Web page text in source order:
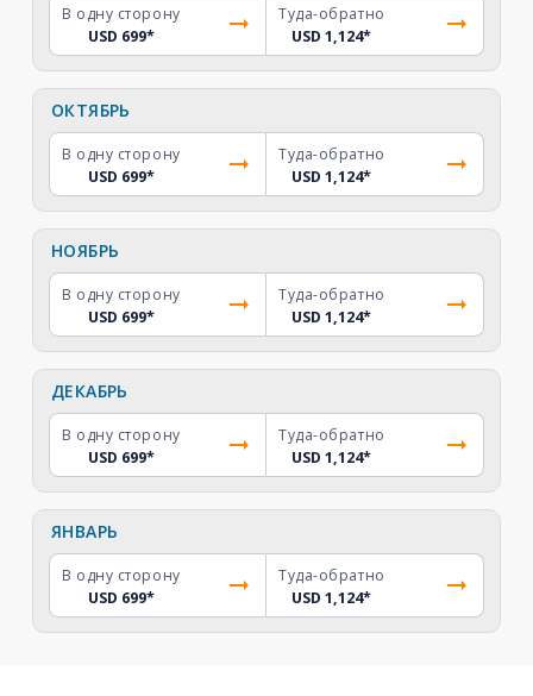
В одну сторону
USD 699*
Туда-обратно
USD 1,124*
ОКТЯБРЬ
В одну сторону
USD 699*
Туда-обратно
USD 1,124*
НОЯБРЬ
В одну сторону
USD 699*
Туда-обратно
USD 1,124*
ДЕКАБРЬ
В одну сторону
USD 699*
Туда-обратно
USD 1,124*
ЯНВАРЬ
В одну сторону
USD 699*
Туда-обратно
USD 1,124*